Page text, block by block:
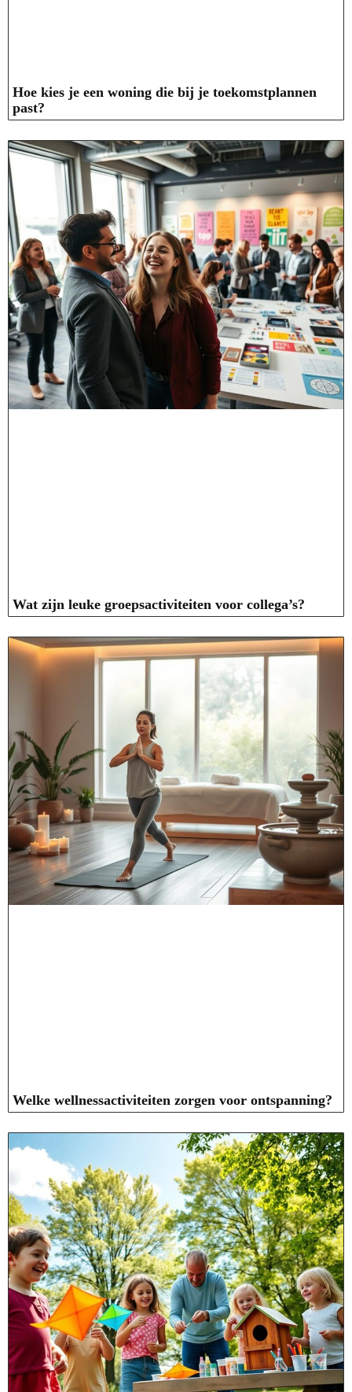
Hoe kies je een woning die bij je toekomstplannen
past?
Wat zijn leuke groepsactiviteiten voor collega’s?
Welke wellnessactiviteiten zorgen voor ontspanning?